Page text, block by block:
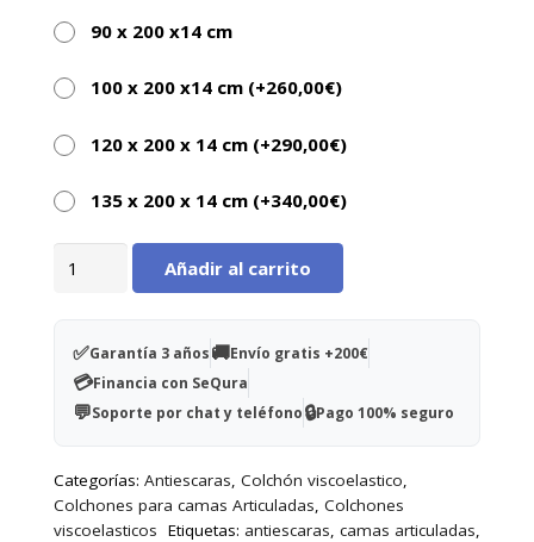
de trapecios.
oxigenación de la piel.
Con funda integral de poliuretano.
90 x 200 x14 cm
100 x 200 x14 cm (+260,00€)
120 x 200 x 14 cm (+290,00€)
135 x 200 x 14 cm (+340,00€)
viscoelastico
cm
cantidad
Añadir al carrito
✅Garantía 3 años🚚Envío gratis +200€
💳Financia con SeQura
💬Soporte por chat y teléfono🔒Pago 100% seguro
Categorías: Antiescaras, Colchón viscoelastico,
Colchones para camas Articuladas, Colchones
viscoelasticos Etiquetas: antiescaras, camas articuladas,